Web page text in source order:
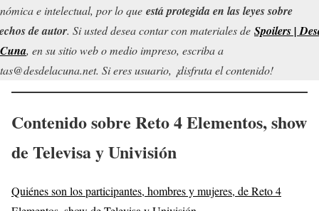
e intelectual, por lo que está protegida en las leyes sobre
de autor. Si usted desea contar con materiales de Spoilers |
, en su sitio web o medio impreso, escriba a
Si eres usuario, ¡disfruta el contenido!
Contenido sobre Reto 4 Elementos, show
de Televisa y Univisión
Quiénes son los participantes, hombres y mujeres, de Reto 4